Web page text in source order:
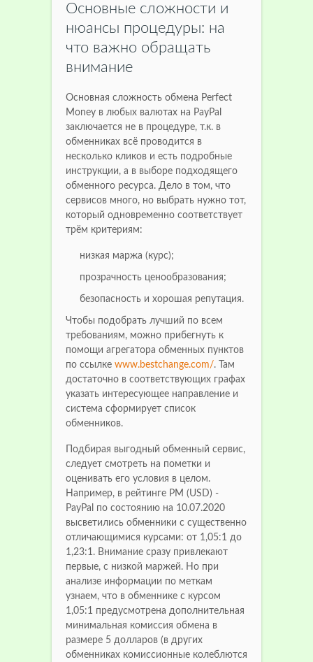
Основные сложности и
нюансы процедуры: на
что важно обращать
внимание
Основная сложность обмена Perfect
Money в любых валютах на PayPal
заключается не в процедуре, т.к. в
обменниках всё проводится в
несколько кликов и есть подробные
инструкции, а в выборе подходящего
обменного ресурса. Дело в том, что
сервисов много, но выбрать нужно тот,
который одновременно соответствует
трём критериям:
низкая маржа (курс);
прозрачность ценообразования;
безопасность и хорошая репутация.
Чтобы подобрать лучший по всем
требованиям, можно прибегнуть к
помощи агрегатора обменных пунктов
по ссылке www.bestchange.com/. Там
достаточно в соответствующих графах
указать интересующее направление и
система сформирует список
обменников.
Подбирая выгодный обменный сервис,
следует смотреть на пометки и
оценивать его условия в целом.
Например, в рейтинге РМ (USD) -
PayPal по состоянию на 10.07.2020
высветились обменники с существенно
отличающимися курсами: от 1,05:1 до
1,23:1. Внимание сразу привлекают
первые, с низкой маржей. Но при
анализе информации по меткам
узнаем, что в обменнике с курсом
1,05:1 предусмотрена дополнительная
минимальная комиссия обмена в
размере 5 долларов (в других
обменниках комиссионные колеблются